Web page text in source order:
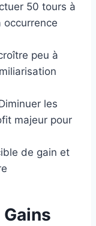
50 tours à
occurrence
peu à
les
majeur pour
de gain et